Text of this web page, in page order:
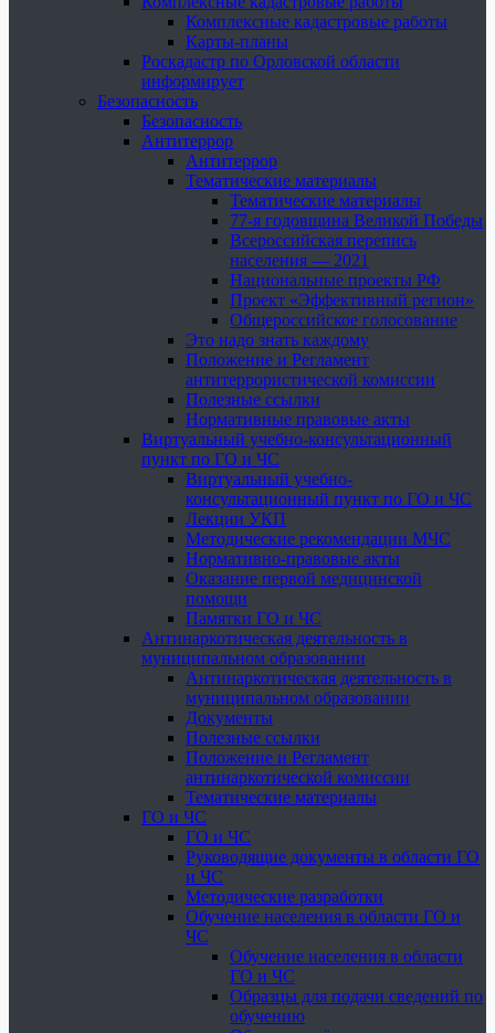
Комплексные кадастровые работы
Карты-планы
Роскадастр по Орловской области
информирует
Безопасность
Безопасность
Антитеррор
Антитеррор
Тематические материалы
Тематические материалы
77-я годовщина Великой Победы
Всероссийская перепись
населения — 2021
Национальные проекты РФ
Проект «Эффективный регион»
Общероссийское голосование
Это надо знать каждому
Положение и Регламент
антитеррористической комиссии
Полезные ссылки
Нормативные правовые акты
Виртуальный учебно-консультационный
пункт по ГО и ЧС
Виртуальный учебно-
консультационный пункт по ГО и ЧС
Лекции УКП
Методические рекомендации МЧС
Нормативно-правовые акты
Оказание первой медицинской
помощи
Памятки ГО и ЧС
Антинаркотическая деятельность в
муниципальном образовании
Антинаркотическая деятельность в
муниципальном образовании
Документы
Полезные ссылки
Положение и Регламент
антинаркотической комиссии
Тематические материалы
ГО и ЧС
ГО и ЧС
Руководящие документы в области ГО
и ЧС
Методические разработки
Обучение населения в области ГО и
ЧС
Обучение населения в области
ГО и ЧС
Образцы для подачи сведений по
обучению